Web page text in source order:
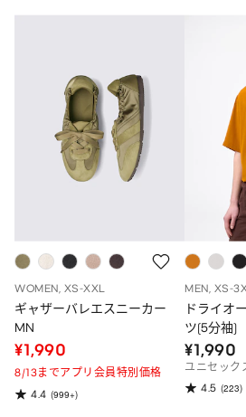
WOMEN, XS-XXL
ギャザーバレエスニーカー
MN
¥1,990
8/13までアプリ会員特別価格
4.4 (999+)
MEN, XS-
ドライオ
ツ(5分袖)
¥1,990
ユニセック
4.5 (223)